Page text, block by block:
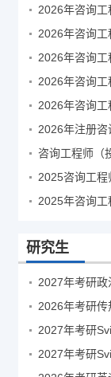
2026年注册
咨询工程师（
研究生
2027年考研政
2026年考研
2027年考研
2027年考研